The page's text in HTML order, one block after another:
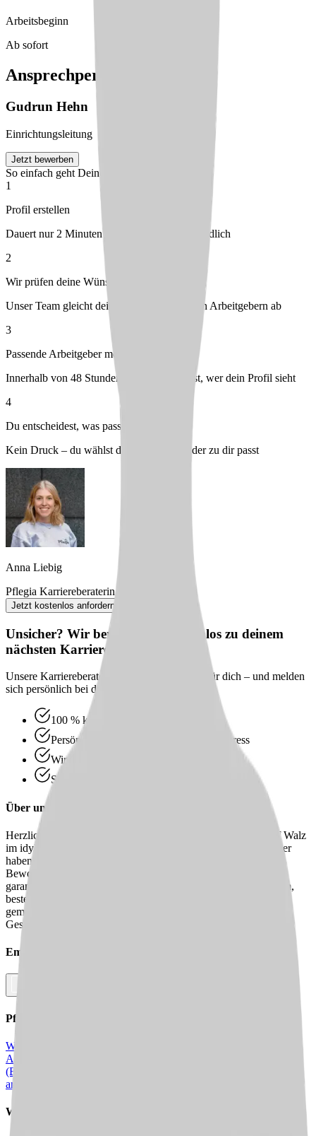
Arbeitsbeginn
Ab sofort
Ansprechperson
Gudrun Hehn
Einrichtungsleitung
Jetzt bewerben
So einfach geht Deine Bewerbung
1
Profil erstellen
Dauert nur 2 Minuten – kostenlos & unverbindlich
2
Wir prüfen deine Wünsche
Unser Team gleicht dein Profil mit passenden Arbeitgebern ab
3
Passende Arbeitgeber melden sich bei dir
Innerhalb von 48 Stunden – du entscheidest, wer dein Profil sieht
4
Du entscheidest, was passt
Kein Druck – du wählst den Arbeitgeber, der zu dir passt
Anna Liebig
Pflegia Karriereberaterin
Jetzt kostenlos anfordern
Unsicher? Wir beraten dich kostenlos zu deinem
nächsten Karriereschritt
Unsere Karriereberater finden passende Jobs für dich – und melden
sich persönlich bei dir zurück.
100 % kostenlos & unverbindlich
Persönliche Beratung statt Bewerbungsstress
Wir finden passende Jobs für dich
Schneller Rückruf
Über uns
Herzlich willkommen in unserer Seniorenresidenz im Gutshof Walz
im idyllischen Achberg! Uns gibt es bereits seit 2006 und seither
haben wir es uns zur Hauptaufgabe gemacht, unseren 30
Bewohner:innen eine gute Pflege auf 2 Wohnbereichen zu
garantieren. Hierbei werden wir tatkräftig von einem Pflegeteam,
bestehend aus 28 Mitarbeitenden, unterstützt. Möchtest Du
gemeinsam mit uns, unseren Bewohner:innen ein Lächeln aufs
Gesicht zaubern? Dann freuen wir uns über Deine Bewerbung!
Empfehle diesen
Pflegejobs in
Wangen im
Allgäu
(Bodensee)
am Bodensee
Weitere Jobs in